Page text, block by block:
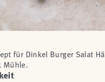
für Dinkel Burger Salat
Mühle.